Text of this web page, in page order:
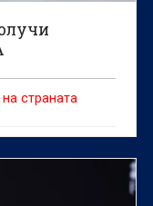
страната